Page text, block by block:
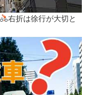
右折は徐行が大切と